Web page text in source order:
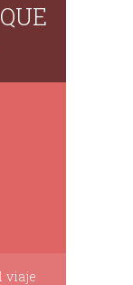
viaje